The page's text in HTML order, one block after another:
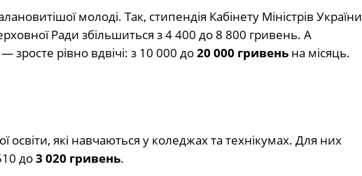
молоді. Так, стипендія Кабінету Міністрів України
Ради збільшиться з 4 400 до 8 800 гривень. А
рівно вдвічі: з 10 000 до20 000 гривеньна місяць.
які навчаються у коледжах та технікумах. Для них
до3 020 гривень.